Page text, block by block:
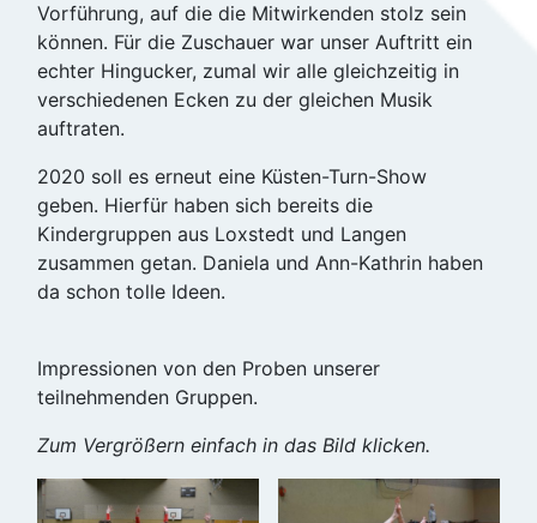
Vorführung, auf die die Mitwirkenden stolz sein
können. Für die Zuschauer war unser Auftritt ein
echter Hingucker, zumal wir alle gleichzeitig in
verschiedenen Ecken zu der gleichen Musik
auftraten.
2020 soll es erneut eine Küsten-Turn-Show
geben. Hierfür haben sich bereits die
Kindergruppen aus Loxstedt und Langen
zusammen getan. Daniela und Ann-Kathrin haben
da schon tolle Ideen.
Impressionen von den Proben unserer
teilnehmenden Gruppen.
Zum Vergrößern einfach in das Bild klicken.